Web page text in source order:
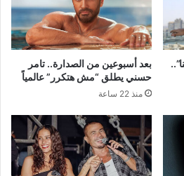
بعد أسبوعين من الصدارة.. تامر
حسني يطلق “مش هتكرر” عالمياً
منذ 22 ساعة